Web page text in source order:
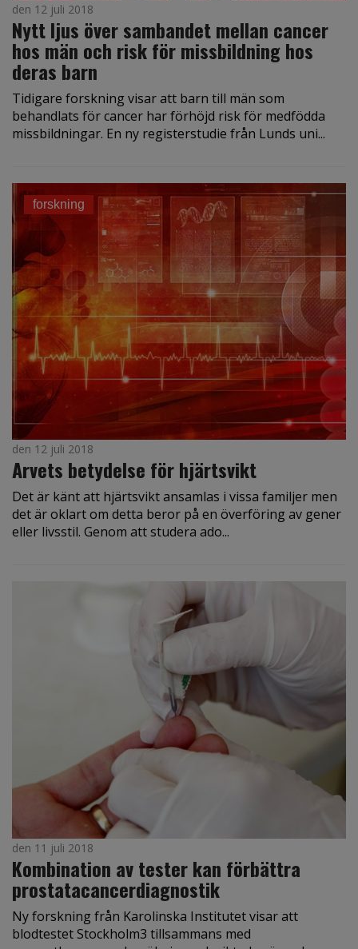
den 12 juli 2018
Nytt ljus över sambandet mellan cancer
hos män och risk för missbildning hos
deras barn
Tidigare forskning visar att barn till män som
behandlats för cancer har förhöjd risk för medfödda
missbildningar. En ny registerstudie från Lunds uni...
forskning
den 12 juli 2018
Arvets betydelse för hjärtsvikt
Det är känt att hjärtsvikt ansamlas i vissa familjer men
det är oklart om detta beror på en överföring av gener
eller livsstil. Genom att studera ado...
den 11 juli 2018
Kombination av tester kan förbättra
prostatacancerdiagnostik
Ny forskning från Karolinska Institutet visar att
blodtestet Stockholm3 tillsammans med